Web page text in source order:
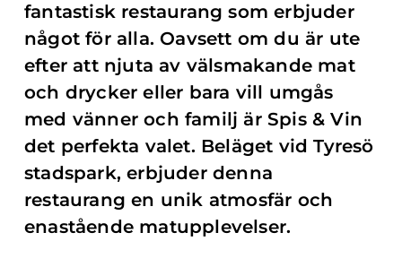
fantastisk restaurang som erbjuder
något för alla. Oavsett om du är ute
efter att njuta av välsmakande mat
och drycker eller bara vill umgås
med vänner och familj är Spis & Vin
det perfekta valet. Beläget vid Tyresö
stadspark, erbjuder denna
restaurang en unik atmosfär och
enastående matupplevelser.